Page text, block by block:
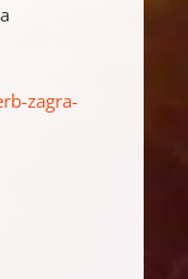
zagra-